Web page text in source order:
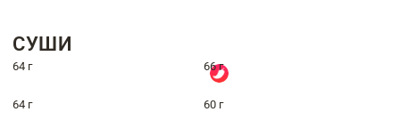
СУШИ
64 г 66 г
64 г 60 г